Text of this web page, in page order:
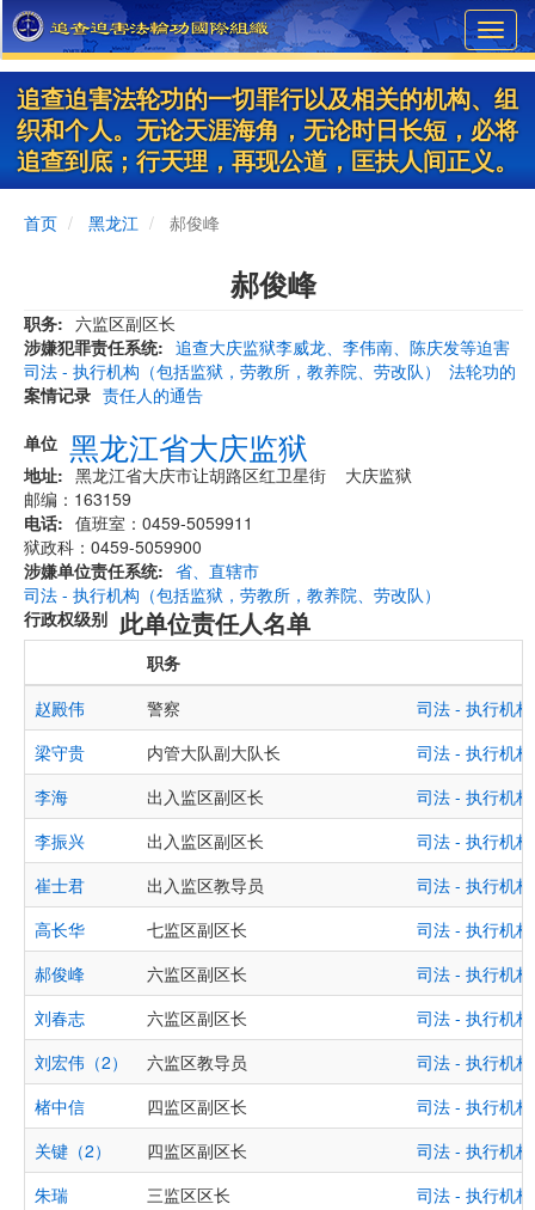
Skip
to
main
content
追查迫害法轮功的一切罪行以及相关的机构、组
织和个人。无论天涯海角，无论时日长短，必将
追查到底；行天理，再现公道，匡扶人间正义。
首页 黑龙江 郝俊峰
郝俊峰
职务
六监区副区长
涉嫌犯罪责任系统
司法 - 执行机构（包括监狱，劳教所，教养院、劳改队）
案情记录
追查大庆监狱李威龙、李伟南、陈庆发等迫害
法轮功的
责任人的通告
单位 黑龙江省大庆监狱
地址
黑龙江省大庆市让胡路区红卫星街 大庆监狱
邮编：163159
电话
值班室：0459-5059911
狱政科：0459-5059900
涉嫌单位责任系统
司法 - 执行机构（包括监狱，劳教所，教养院、劳改队）
行政权级别
省、直辖市
此单位责任人名单
职务
赵殿伟
警察
司法 - 执行机
梁守贵
内管大队副大队长
司法 - 执行机
李海
出入监区副区长
司法 - 执行机
李振兴
出入监区副区长
司法 - 执行机
崔士君
出入监区教导员
司法 - 执行机
高长华
七监区副区长
司法 - 执行机
郝俊峰
六监区副区长
司法 - 执行机
刘春志
六监区副区长
司法 - 执行机
刘宏伟（2）
六监区教导员
司法 - 执行机
楮中信
四监区副区长
司法 - 执行机
关键（2）
四监区副区长
司法 - 执行机
朱瑞
三监区区长
司法 - 执行机